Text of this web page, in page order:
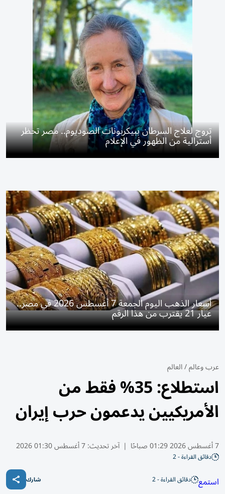
تروج لعلاج السرطان ببيكربونات الصوديوم.. مصر تحظر
أسترالية من الظهور في الإعلام
أسعار الذهب اليوم الجمعة 7 أغسطس 2026 في مصر..
عيار 21 يقترب من هذا الرقم
عرب وعالم/العالم
استطلاع: 35% فقط من
الأمريكيين يدعمون حرب إيران
7 أغسطس 2026 01:29 صباحًا | آخر تحديث:7 أغسطس 01:30 2026
دقائق القراءة - 2
استمع دقائق القراءة - 2 شارك